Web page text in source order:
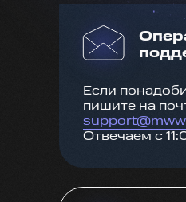
Если
пишите на
Отвечаем с